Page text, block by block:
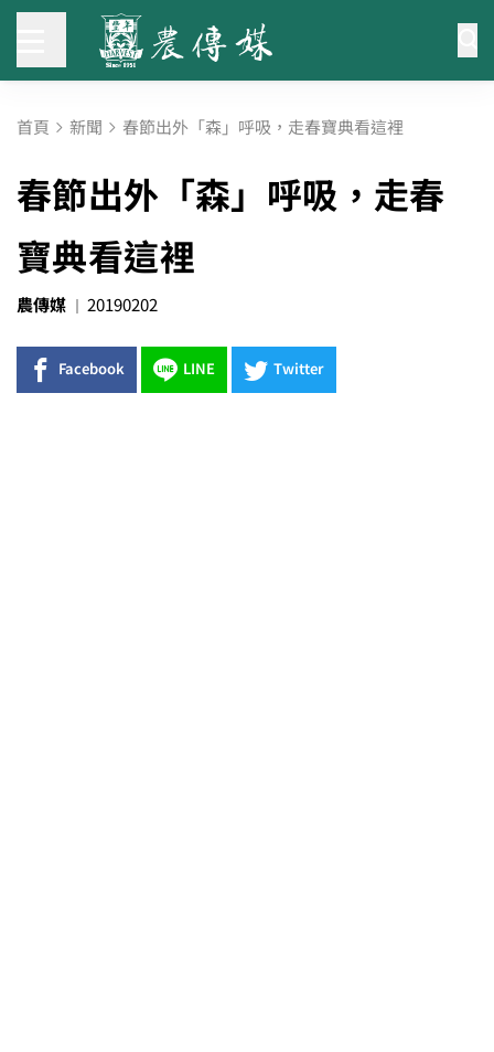
首頁 新聞 春節出外「森」呼吸，走春寶典看這裡
春節出外「森」呼吸，走春
寶典看這裡
農傳媒 20190202
Facebook LINE Twitter